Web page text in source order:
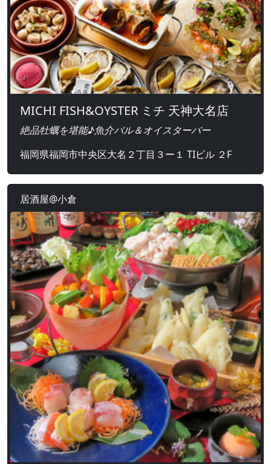
MICHI FISH&OYSTER ミチ 天神大名店
絶品牡蠣を堪能♪魚介バル＆オイスターバー
福岡県福岡市中央区大名２丁目３ー１ TIビル ２F
居酒屋@小倉